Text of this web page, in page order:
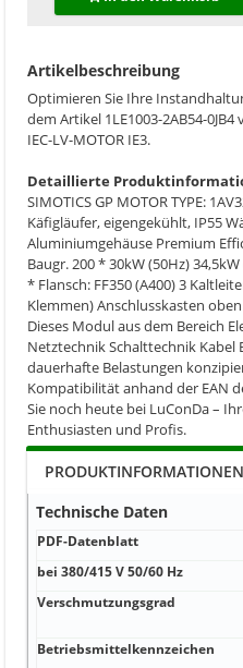
Artikelbeschreibung
Optimieren Sie Ihre
dem Artikel 1LE1003-2AB54-0JB4
IEC-LV-MOTOR IE3.
Detaillierte
SIMOTICS GP MOTOR TYPE:
Käfigläufer, eigengekühlt, IP55
Aluminiumgehäuse Premium
Baugr. 200 * 30kW (50Hz)
* Flansch: FF350 (A400) 3
Klemmen) Anschlusskasten oben
Dieses Modul aus dem Bereich
Netztechnik Schalttechnik
dauerhafte Belastungen
Kompatibilität anhand der EAN
Sie noch heute bei LuConDa –
Enthusiasten und Profis.
PRODUKTINFORMATIONEN
Technische Daten
PDF-Datenblatt
bei 380/415 V 50/60 Hz
Verschmutzungsgrad
Betriebsmittelkennzeichen